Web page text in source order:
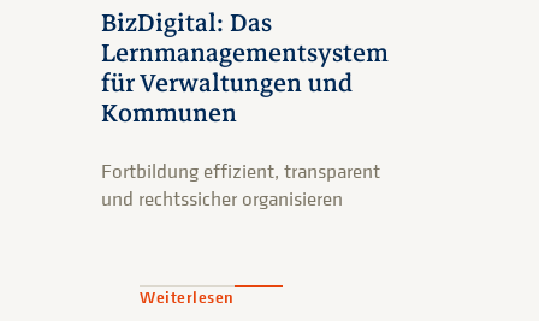
BizDigital: Das
Lernmanagementsystem
für Verwaltungen und
Kommunen
Fortbildung effizient, transparent
und rechtssicher organisieren
Weiterlesen